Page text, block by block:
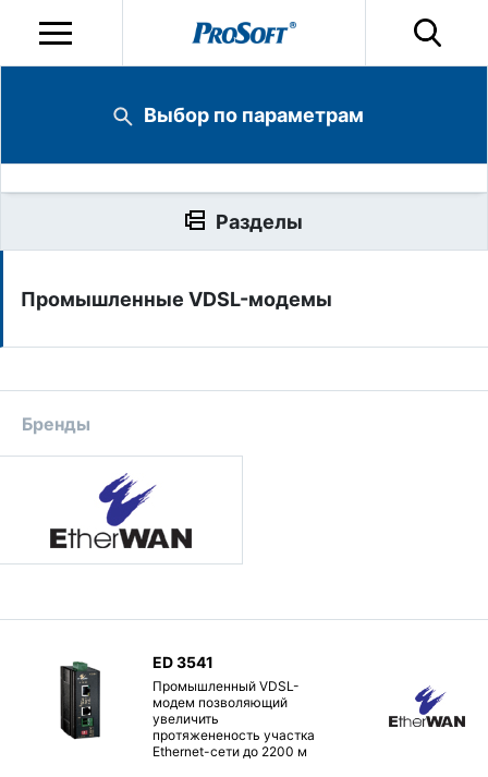
Промышленные VDSL-модемы
Бренды
ED 3541
Промышленный VDSL-
модем позволяющий
увеличить
протяжененость участка
Ethernet-сети до 2200 м
Выбор по параметрам
Разделы